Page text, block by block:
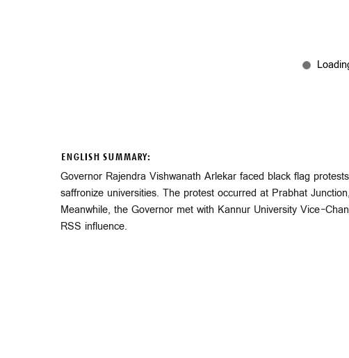
ENGLISH SUMMARY:
Governor Rajendra Vishwanath Arlekar faced black flag
saffronize universities. The protest occurred at Prabhat
Meanwhile, the Governor met with Kannur University Vice-
RSS influence.